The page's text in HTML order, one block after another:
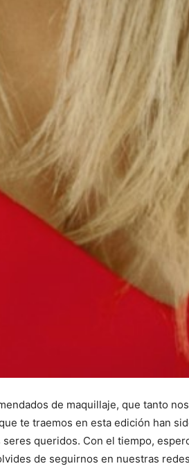
de maquillaje, que tanto
te traemos en esta edición han
queridos. Con el tiempo,
de seguirnos en nuestras